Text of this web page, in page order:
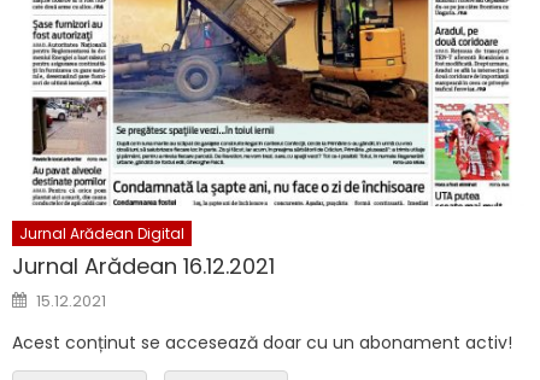
Jurnal Arădean Digital
Jurnal Arădean 16.12.2021
Posted on
15.12.2021
Acest conținut se accesează doar cu un abonament activ!